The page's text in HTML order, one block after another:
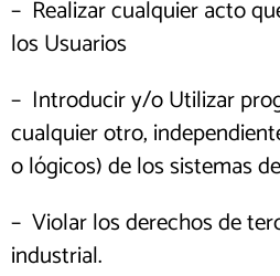
– Realizar cualquier acto
los Usuarios
– Introducir y/o Utilizar
cualquier otro,
o lógicos) de los sistemas
– Violar los derechos de
industrial.